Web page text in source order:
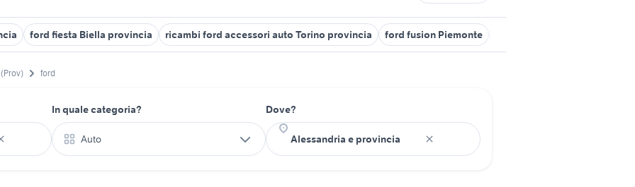
ford fiesta Biella provincia ricambi ford accessori auto Torino provincia ford fusion Piemonte
ford
In quale categoria?
Auto
Dove?